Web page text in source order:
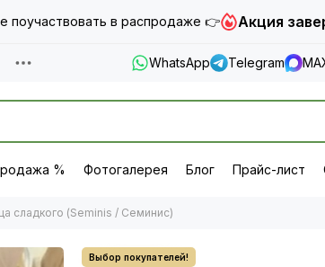
поучаствовать в распродаже 👉 Акция
WhatsApp Telegram
% Фотогалерея Блог Прайс-лист
сладкого (Seminis / Семинис)